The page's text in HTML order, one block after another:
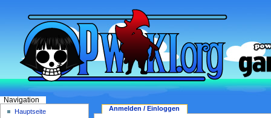
Anmelden / Einloggen
Navigation
Hauptseite